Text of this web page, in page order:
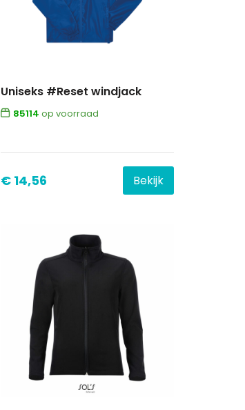
Uniseks #Reset windjack
85114 op voorraad
€ 14,56 Bekijk